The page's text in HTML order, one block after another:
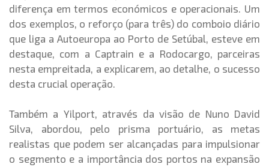
diferença em termos económicos e operacionais. Um
dos exemplos, o reforço (para três) do comboio diário
que liga a Autoeuropa ao Porto de Setúbal, esteve em
destaque, com a Captrain e a Rodocargo, parceiras
nesta empreitada, a explicarem, ao detalhe, o sucesso
desta crucial operação.
Também a Yilport, através da visão de Nuno David
Silva, abordou, pelo prisma portuário, as metas
realistas que podem ser alcançadas para impulsionar
o segmento e a importância dos portos na expansão